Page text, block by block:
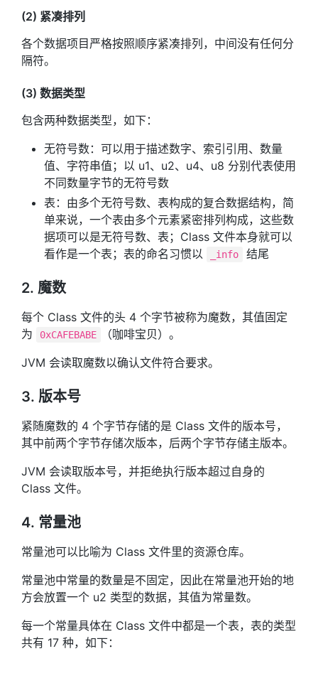
(2) 紧凑排列
各个数据项目严格按照顺序紧凑排列，中间没有任何分
隔符。
(3) 数据类型
包含两种数据类型，如下：
无符号数：可以用于描述数字、索引引用、数量
值、字符串值；以 u1、u2、u4、u8 分别代表使用
不同数量字节的无符号数
表：由多个无符号数、表构成的复合数据结构，简
单来说，一个表由多个元素紧密排列构成，这些数
据项可以是无符号数、表；Class 文件本身就可以
看作是一个表；表的命名习惯以
_info 结尾
2. 魔数
每个 Class 文件的头 4 个字节被称为魔数，其值固定
为
0xCAFEBABE
（咖啡宝贝）。
JVM 会读取魔数以确认文件符合要求。
3. 版本号
紧随魔数的 4 个字节存储的是 Class 文件的版本号，
其中前两个字节存储次版本，后两个字节存储主版本。
JVM 会读取版本号，并拒绝执行版本超过自身的
Class 文件。
4. 常量池
常量池可以比喻为 Class 文件里的资源仓库。
常量池中常量的数量是不固定，因此在常量池开始的地
方会放置一个 u2 类型的数据，其值为常量数。
每一个常量具体在 Class 文件中都是一个表，表的类型
共有 17 种，如下：